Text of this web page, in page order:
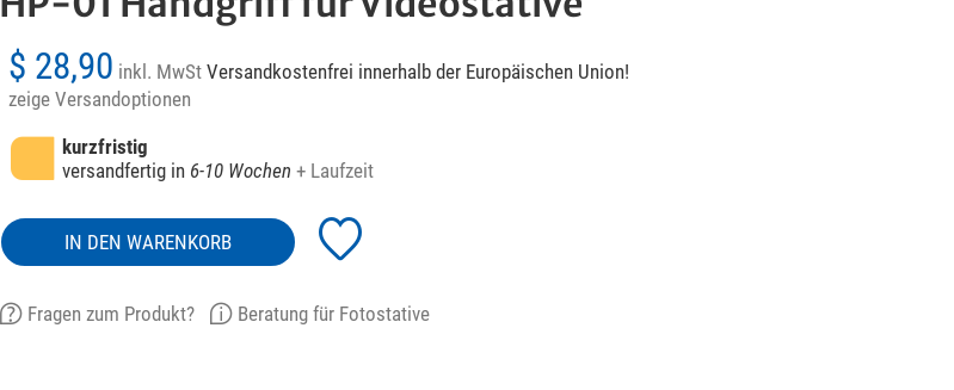
$ 28,90 inkl. MwStVersandkostenfrei innerhalb der Europäischen Union!
zeige Versandoptionen
kurzfristig
versandfertig in 6-10 Wochen + Laufzeit
IN DEN WARENKORB
Fragen zum Produkt? Beratung für Fotostative